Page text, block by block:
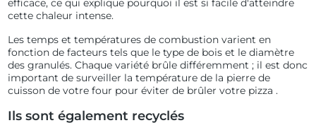
efficace, ce qui explique pourquoi il est si facile d'atteindre
cette chaleur intense.
Les temps et températures de combustion varient en
fonction de facteurs tels que le type de bois et le diamètre
des granulés. Chaque variété brûle différemment ; il est donc
important de surveiller la température de la pierre de
cuisson de votre four pour éviter de brûler votre pizza .
Ils sont également recyclés